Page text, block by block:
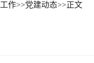
作>>党建动态>>正文